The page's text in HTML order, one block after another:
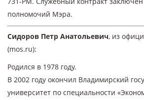
полномочий Мэра.
Сидоров Петр Анатольевич, из
(mos.ru):
Родился в 1978 году.
В 2002 году окончил Владимирский
университет по специальности